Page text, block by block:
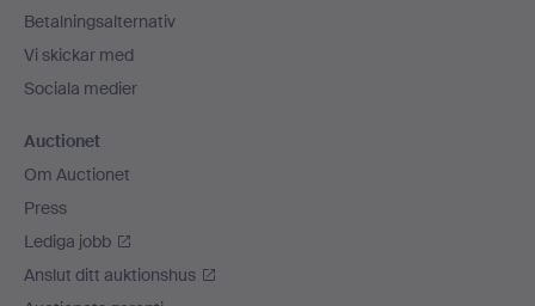
Betalningsalternativ
Vi skickar med
Sociala medier
Auctionet
Om Auctionet
Press
Lediga jobb
Anslut ditt auktionshus